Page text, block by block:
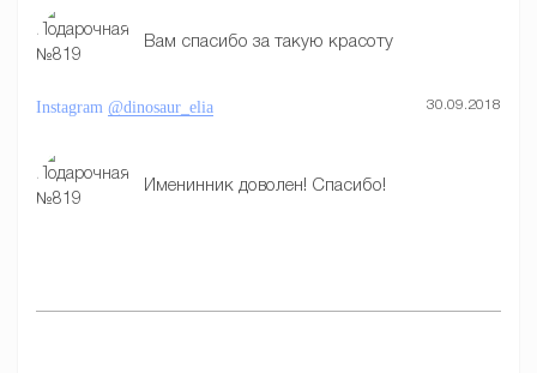
Вам спасибо за такую красоту
Instagram @dinosaur_elia 30.09.2018
Именинник доволен! Спасибо!